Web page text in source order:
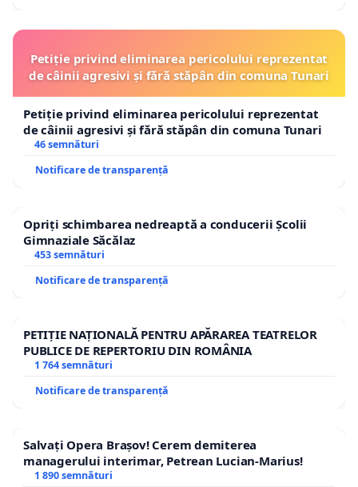
Petiție privind eliminarea pericolului reprezentat
de câinii agresivi și fără stăpân din comuna Tunari
Petiție privind eliminarea pericolului reprezentat
de câinii agresivi și fără stăpân din comuna Tunari
46 semnături
Notificare de transparență
Opriți schimbarea nedreaptă a conducerii Școlii
Gimnaziale Săcălaz
453 semnături
Notificare de transparență
PETIȚIE NAȚIONALĂ PENTRU APĂRAREA TEATRELOR
PUBLICE DE REPERTORIU DIN ROMÂNIA
1 764 semnături
Notificare de transparență
Salvați Opera Brașov! Cerem demiterea
managerului interimar, Petrean Lucian-Marius!
1 890 semnături